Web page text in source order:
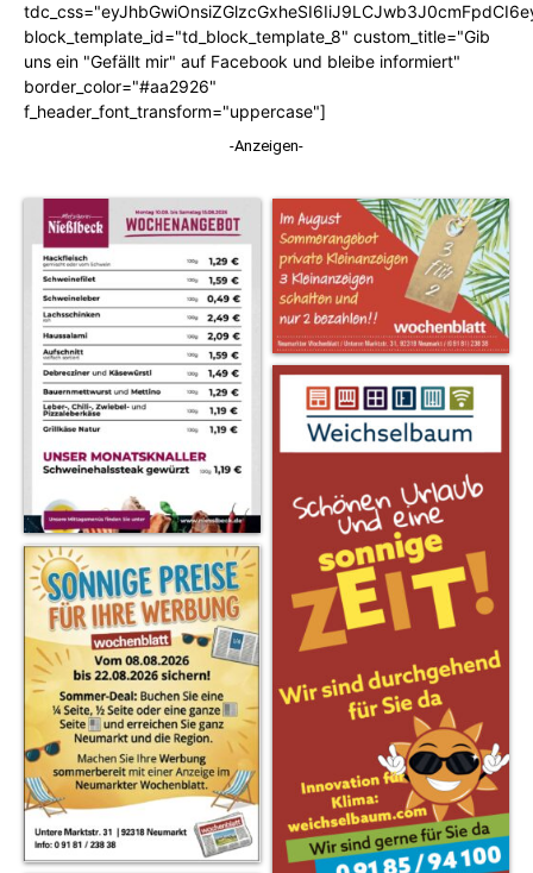
block_template_id="td_block_template_8" custom_title="Gib
uns ein "Gefällt mir" auf Facebook und bleibe informiert"
border_color="#aa2926"
f_header_font_transform="uppercase"]
-Anzeigen-